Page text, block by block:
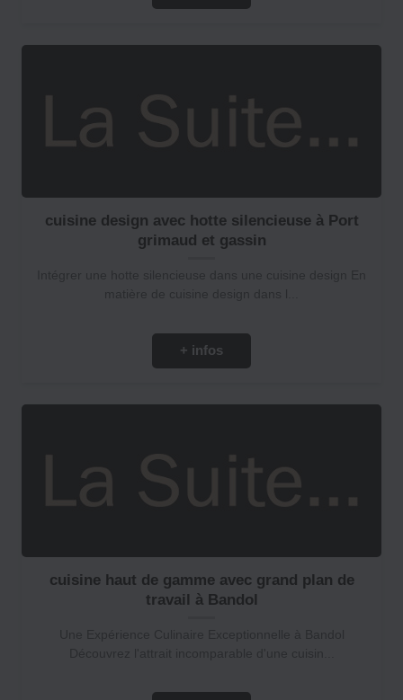
cuisine design avec hotte silencieuse à Port
grimaud et gassin
+ infos
cuisine haut de gamme avec grand plan de
travail à Bandol